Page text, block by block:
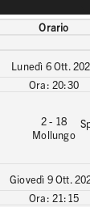
Orario
Lunedì 6 Ott.
20:30
2 - 18
Mollungo
Giovedì 9 Ott.
21:15